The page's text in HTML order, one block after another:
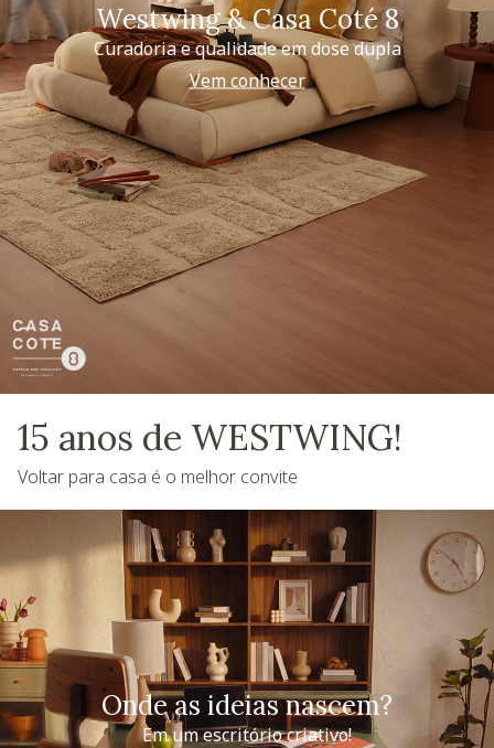
Westwing & Casa Coté 8
Curadoria e qualidade em dose dupla
Vem conhecer
15 anos de WESTWING!
Voltar para casa é o melhor convite
Onde as ideias nascem?
Em um escritório criativo!